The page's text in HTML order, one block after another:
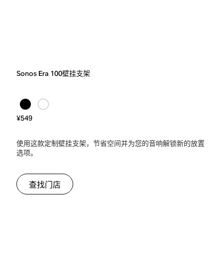
Sonos Era 100壁挂支架
¥549
使用这款定制壁挂支架，节省空间并为您的音响解锁新的放置
选项。
查找门店